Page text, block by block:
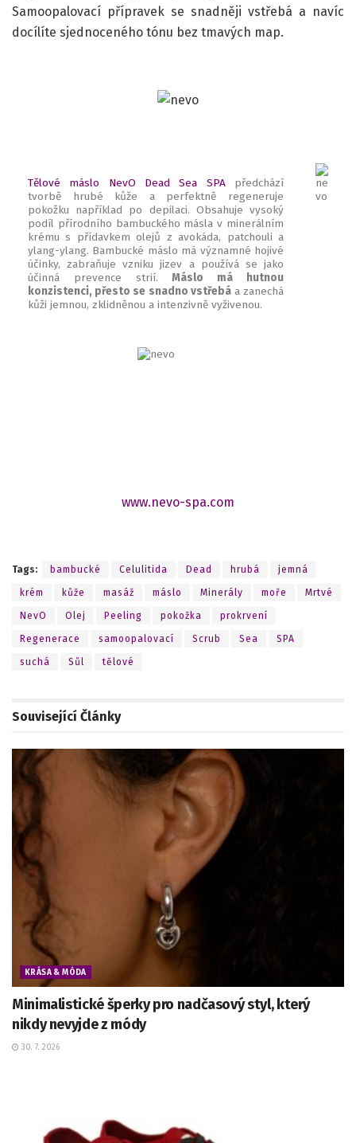
Samoopalovací přípravek se snadněji vstřebá a navíc
docílíte sjednoceného tónu bez tmavých map.
Tělové máslo NevO Dead Sea SPApředchází
tvorbě hrubé kůže a perfektně regeneruje
pokožku například po depilaci. Obsahuje vysoký
podíl přírodního bambuckého másla v minerálním
krému s přídavkem olejů z avokáda, patchouli a
ylang-ylang. Bambucké máslo má významné hojivé
účinky, zabraňuje vzniku jizev a používá se jako
účinná prevence strií.Máslo má hutnou
konzistenci, přesto se snadno vstřebáa zanechá
kůži jemnou, zklidněnou a intenzivně vyživenou.
www.nevo-spa.com
Tags: bambucké Celulitida Dead hrubá jemná
krém kůže masáž máslo Minerály moře Mrtvé
NevO Olej Peeling pokožka prokrvení
Regenerace samoopalovací Scrub Sea SPA
suchá Sůl tělové
Související Články
KRÁSA & MÓDA
Minimalistické šperky pro nadčasový styl, který
nikdy nevyjde z módy
30. 7. 2026